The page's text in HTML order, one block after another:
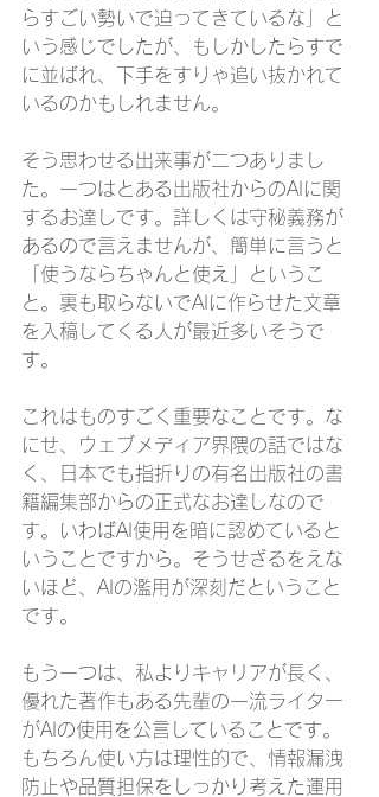
らすごい勢いで迫ってきているな」と
いう感じでしたが、もしかしたらすで
に並ばれ、下手をすりゃ追い抜かれて
いるのかもしれません。
そう思わせる出来事が二つありまし
た。一つはとある出版社からのAIに関
するお達しです。詳しくは守秘義務が
あるので言えませんが、簡単に言うと
「使うならちゃんと使え」というこ
と。裏も取らないでAIに作らせた文章
を入稿してくる人が最近多いそうで
す。
これはものすごく重要なことです。な
にせ、ウェブメディア界隈の話ではな
く、日本でも指折りの有名出版社の書
籍編集部からの正式なお達しなので
す。いわばAI使用を暗に認めていると
いうことですから。そうせざるをえな
いほど、AIの濫用が深刻だということ
です。
もう一つは、私よりキャリアが長く、
優れた著作もある先輩の一流ライター
がAIの使用を公言していることです。
もちろん使い方は理性的で、情報漏洩
防止や品質担保をしっかり考えた運用